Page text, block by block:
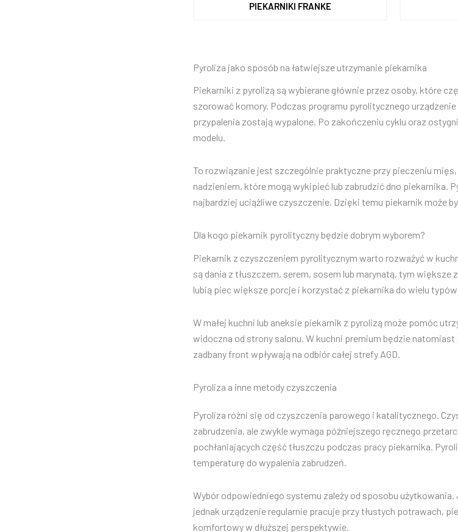
PIEKARNIKI FRANKE
Pyroliza jako sposób na łatwiejsze utrzymanie piekarnika
Piekarniki z pyrolizą są wybierane głównie przez osoby, które
szorować komory. Podczas programu pyrolitycznego
przypalenia zostają wypalone. Po zakończeniu cyklu oraz
modelu.
To rozwiązanie jest szczególnie praktyczne przy pieczeniu
nadzieniem, które mogą wykipieć lub zabrudzić dno piekarnika.
najbardziej uciążliwe czyszczenie. Dzięki temu piekarnik może
Dla kogo piekarnik pyrolityczny będzie dobrym wyborem?
Piekarnik z czyszczeniem pyrolitycznym warto rozważyć w
są dania z tłuszczem, serem, sosem lub marynatą, tym
lubią piec większe porcje i korzystać z piekarnika do wielu
W małej kuchni lub aneksie piekarnik z pyrolizą może pomóc
widoczna od strony salonu. W kuchni premium będzie
zadbany front wpływają na odbiór całej strefy AGD.
Pyroliza a inne metody czyszczenia
Pyroliza różni się od czyszczenia parowego i katalitycznego.
zabrudzenia, ale zwykle wymaga późniejszego ręcznego
pochłaniających część tłuszczu podczas pracy piekarnika.
temperaturę do wypalenia zabrudzeń.
Wybór odpowiedniego systemu zależy od sposobu
jednak urządzenie regularnie pracuje przy tłustych potrawach,
komfortowy w dłuższej perspektywie.